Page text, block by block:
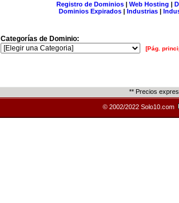
Registro de Dominios| Web Hosting |
Dominios Expirados | Industrias |
Categorías de Dominio:
[Pág.
** Precios
© 2002/2022 Solo10.com